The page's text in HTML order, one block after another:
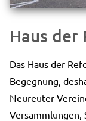
Haus
Das Haus der
Begegnung,
Neureuter
Versammlungen,